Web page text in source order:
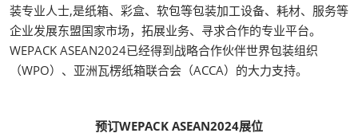
装专业人士,是纸箱、彩盒、软包等包装加工设备、耗材、服务等
企业发展东盟国家市场，拓展业务、寻求合作的专业平台。
WEPACK ASEAN2024已经得到战略合作伙伴世界包装组织
（WPO）、亚洲瓦楞纸箱联合会（ACCA）的大力支持。
预订WEPACK ASEAN2024展位